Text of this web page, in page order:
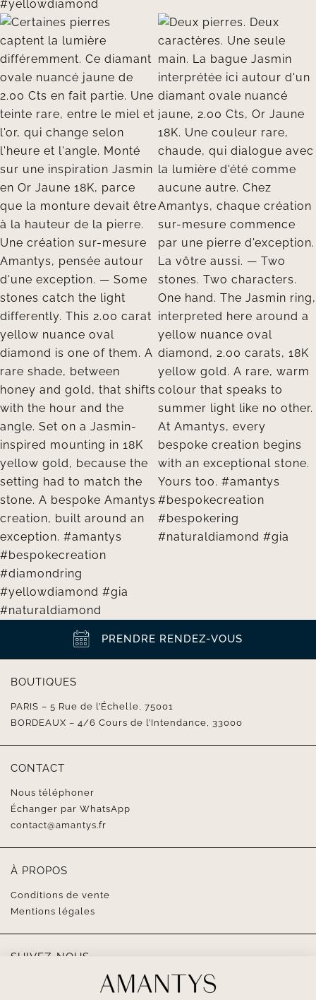
PRENDRE RENDEZ-VOUS
BOUTIQUES
PARIS – 5 Rue de l’Échelle, 75001
BORDEAUX – 4/6 Cours de l’Intendance, 33000
CONTACT
Nous téléphoner
Échanger par WhatsApp
contact@amantys.fr
À PROPOS
Conditions de vente
Mentions légales
SUIVEZ-NOUS